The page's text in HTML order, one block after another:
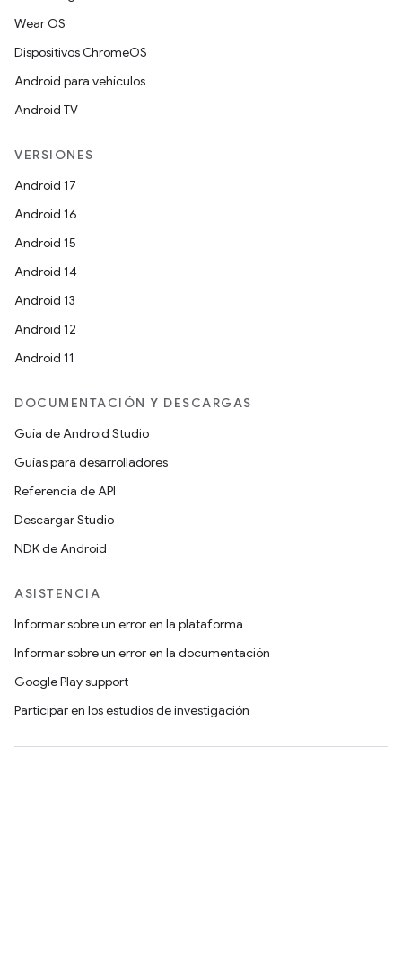
Wear OS
Dispositivos ChromeOS
Android para vehículos
Android TV
VERSIONES
Android 17
Android 16
Android 15
Android 14
Android 13
Android 12
Android 11
DOCUMENTACIÓN Y DESCARGAS
Guía de Android Studio
Guías para desarrolladores
Referencia de API
Descargar Studio
NDK de Android
ASISTENCIA
Informar sobre un error en la plataforma
Informar sobre un error en la documentación
Google Play support
Participar en los estudios de investigación